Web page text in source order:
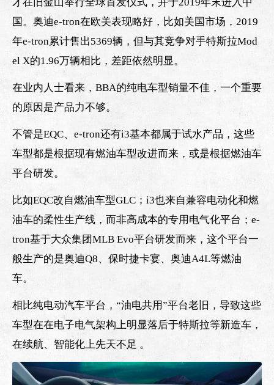
国。奥迪e-tron在欧美表现略好，比如美国市场，2019
年e-tron累计售出5369辆，但与其竞争对手特斯拉Mod
el X的1.96万辆相比，差距依然明显。
在业内人士看来，BBA的纯电车型销量不佳，一个重要
的原因是产品力不够。
不管是EQC、e-tron还有i3基本都属于试水产品，这些
车型都是根据现有燃油车型改进而来，或是根据燃油车
平台研发。
比如EQC改自燃油车型GLC；i3也来自兼容电动化和燃
油车的柔性生产线，而非高成本的专用电气化平台；e-
tron基于大众集团MLB Evo平台研发而来，这个平台一
般生产的是奥迪Q8、保时捷卡宴、奥迪A4L等燃油
车。
相比纯电动汽车平台，“油电共用”平台老旧，导致这些
车型在在电子电气架构上明显落后于特斯拉等新造车，
在续航、智能化上先天不足 。